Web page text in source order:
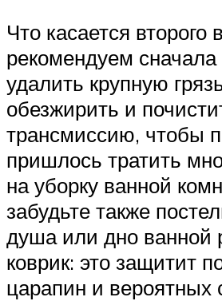
Что касается второго
рекомендуем
удалить крупную
обезжирить и
трансмиссию, чтобы
пришлось тратить
на уборку ванной
забудьте также
душа или дно ванной
коврик: это защитит
царапин и вероятных